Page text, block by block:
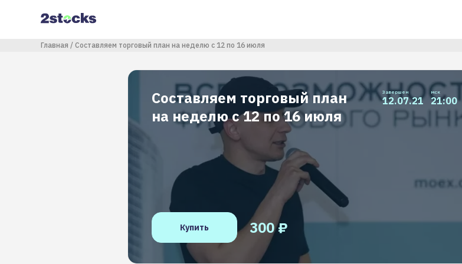
содержанию
Строка навигации
Главная Составляем торговый план на неделю с 12 по 16 июля
Составляем торговый план
на неделю с 12 по 16 июля
Завершен
12.07.21
мск
21:00
300 ₽